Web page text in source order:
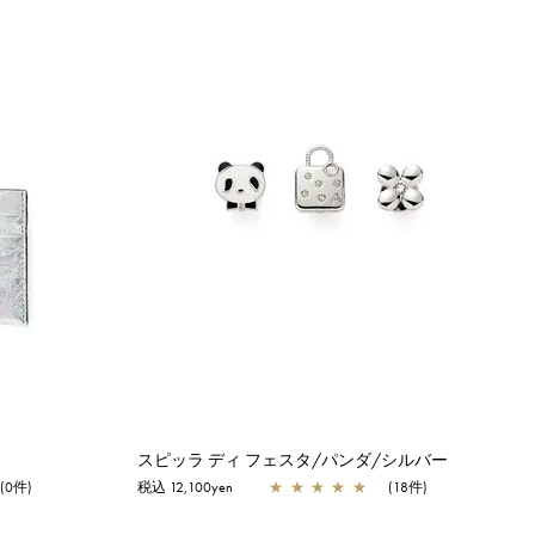
(0件)
スピッラ ディ フェスタ/パンダ/シルバー
税込 12,100yen ★ ★ ★ ★ ★ (18件)